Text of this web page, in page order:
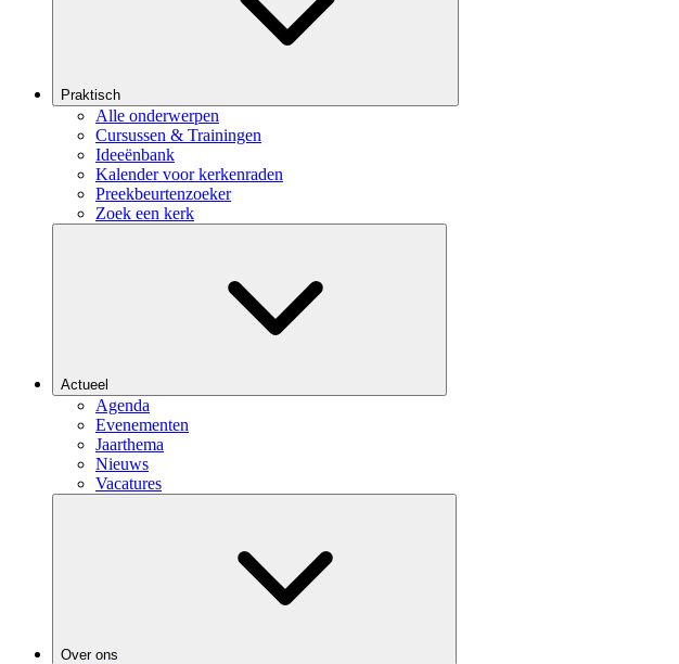
Praktisch
Alle onderwerpen
Cursussen & Trainingen
Ideeënbank
Kalender voor kerkenraden
Preekbeurtenzoeker
Zoek een kerk
Actueel
Agenda
Evenementen
Jaarthema
Nieuws
Vacatures
Over ons